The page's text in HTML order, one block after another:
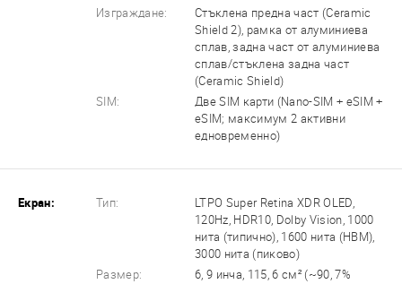
Изграждане:
Стъклена предна част (Ceramic
Shield 2), рамка от алуминиева
сплав, задна част от алуминиева
сплав/стъклена задна част
(Ceramic Shield)
SIM:
Две SIM карти (Nano-SIM + eSIM +
eSIM; максимум 2 активни
едновременно)
Екран: Тип:
LTPO Super Retina XDR OLED,
120Hz, HDR10, Dolby Vision, 1000
нита (типично), 1600 нита (HBM),
3000 нита (пиково)
Размер:
6, 9 инча, 115, 6 см² (~90, 7%